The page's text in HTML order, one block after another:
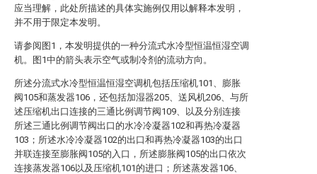
应当理解，此处所描述的具体实施例仅用以解释本发明，
并不用于限定本发明。
请参阅图1，本发明提供的一种分流式水冷型恒温恒湿空调
机。图1中的箭头表示空气或制冷剂的流动方向。
所述分流式水冷型恒温恒湿空调机包括压缩机101、膨胀
阀105和蒸发器106，还包括加湿器205、送风机206、与所
述压缩机出口连接的三通比例调节阀109、以及分别连接
所述三通比例调节阀出口的水冷冷凝器102和再热冷凝器
103；所述水冷冷凝器102的出口和再热冷凝器103的出口
并联连接至膨胀阀105的入口，所述膨胀阀105的出口依次
连接蒸发器106以及压缩机101的进口；所述蒸发器106、